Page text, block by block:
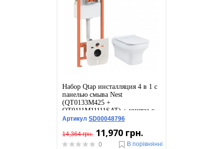
Набор Qtap инсталляция 4 в 1 с
панелью смыва Nest
(QT0133M425 +
QT0111M11111SAT) + унитаз с
сиденьем Cardinal
Артикул SD00048796
14,364 грн. 11,970 грн.
0
В порівнянні